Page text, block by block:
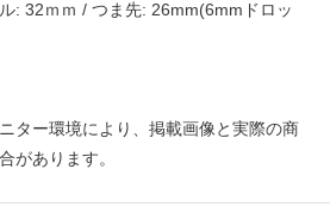
: 32ｍｍ / つま先: 26mm(6mmドロッ
ター環境により、掲載画像と実際の商
があります。